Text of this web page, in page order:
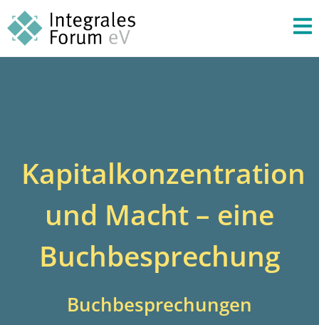
Kapitalkonzentration
und Macht – eine
Buchbesprechung
Buchbesprechungen